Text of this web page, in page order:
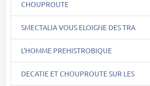
CHOUPROUTE
SMECTALIA VOUS ELOIGNE DES TRA
L'HOMME PREHISTROBIQUE
DECATIE ET CHOUPROUTE SUR LES